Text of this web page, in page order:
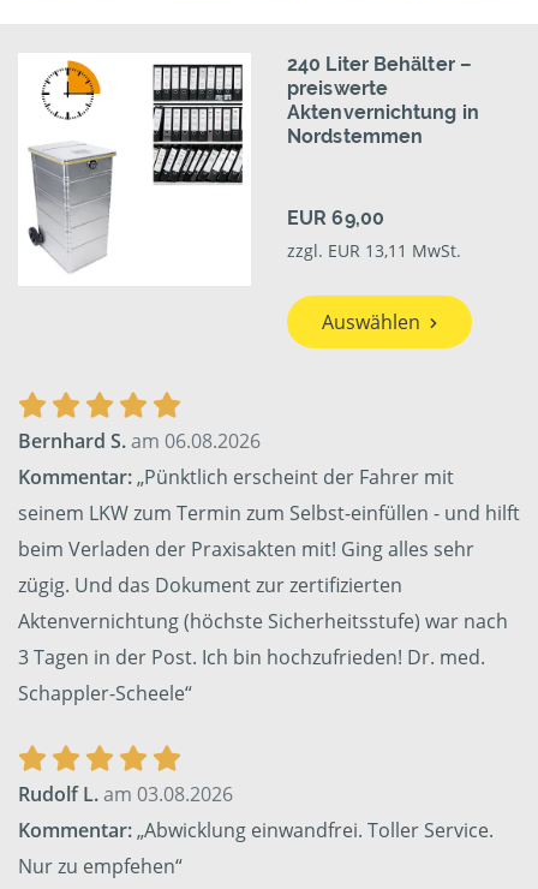
240 Liter Behälter –
preiswerte
Aktenvernichtung in
Nordstemmen
EUR 69,00
zzgl. EUR 13,11 MwSt.
Auswählen
Bernhard S.am 06.08.2026
Kommentar:„Pünktlich erscheint der Fahrer mit
seinem LKW zum Termin zum Selbst-einfüllen - und hilft
beim Verladen der Praxisakten mit! Ging alles sehr
zügig. Und das Dokument zur zertifizierten
Aktenvernichtung (höchste Sicherheitsstufe) war nach
3 Tagen in der Post. Ich bin hochzufrieden! Dr. med.
Schappler-Scheele“
Rudolf L.am 03.08.2026
Kommentar:„Abwicklung einwandfrei. Toller Service.
Nur zu empfehen“